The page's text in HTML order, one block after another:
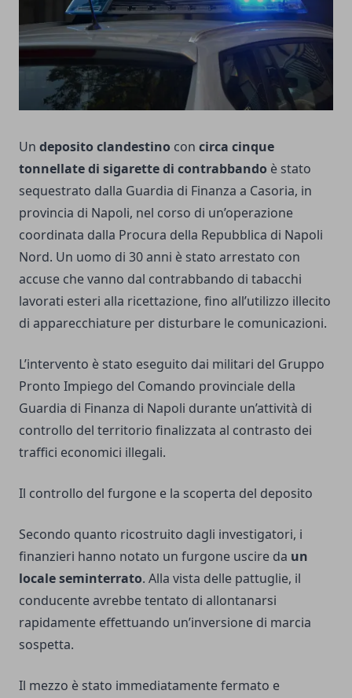
Un deposito clandestino con circa cinque
tonnellate di sigarette di contrabbando è stato
sequestrato dalla Guardia di Finanza a Casoria, in
provincia di Napoli, nel corso di un’operazione
coordinata dalla Procura della Repubblica di Napoli
Nord. Un uomo di 30 anni è stato arrestato con
accuse che vanno dal contrabbando di tabacchi
lavorati esteri alla ricettazione, fino all’utilizzo illecito
di apparecchiature per disturbare le comunicazioni.
L’intervento è stato eseguito dai militari del Gruppo
Pronto Impiego del Comando provinciale della
Guardia di Finanza di Napoli durante un’attività di
controllo del territorio finalizzata al contrasto dei
traffici economici illegali.
Il controllo del furgone e la scoperta del deposito
Secondo quanto ricostruito dagli investigatori, i
finanzieri hanno notato un furgone uscire da un
locale seminterrato. Alla vista delle pattuglie, il
conducente avrebbe tentato di allontanarsi
rapidamente effettuando un’inversione di marcia
sospetta.
Il mezzo è stato immediatamente fermato e